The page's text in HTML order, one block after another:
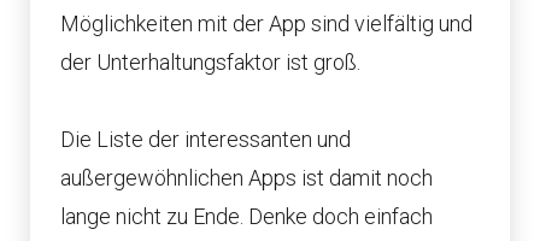
Möglichkeiten mit der App sind vielfältig und
der Unterhaltungsfaktor ist groß.
Die Liste der interessanten und
außergewöhnlichen Apps ist damit noch
lange nicht zu Ende. Denke doch einfach